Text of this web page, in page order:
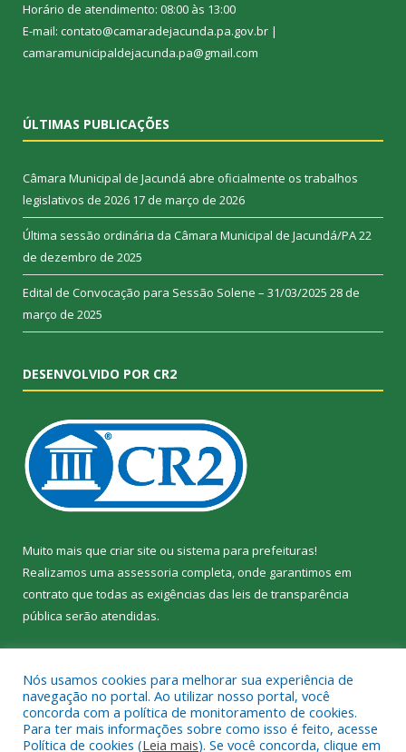
Horário de atendimento: 08:00 às 13:00
E-mail: contato@camaradejacunda.pa.gov.br |
camaramunicipaldejacunda.pa@gmail.com
ÚLTIMAS PUBLICAÇÕES
Câmara Municipal de Jacundá abre oficialmente os trabalhos
legislativos de 2026 17 de março de 2026
Última sessão ordinária da Câmara Municipal de Jacundá/PA22
de dezembro de 2025
Edital de Convocação para Sessão Solene – 31/03/2025 28 de
março de 2025
DESENVOLVIDO POR CR2
Muito mais que criar site ou sistema para prefeituras!
Realizamos uma assessoria completa, onde garantimos em
contrato que todas as exigências das leis de transparência
pública serão atendidas.
Nós usamos cookies para melhorar sua experiência de
navegação no portal. Ao utilizar nosso portal, você
concorda com a política de monitoramento de cookies.
Para ter mais informações sobre como isso é feito, acesse
Política de cookies (Leia mais). Se você concorda, clique em